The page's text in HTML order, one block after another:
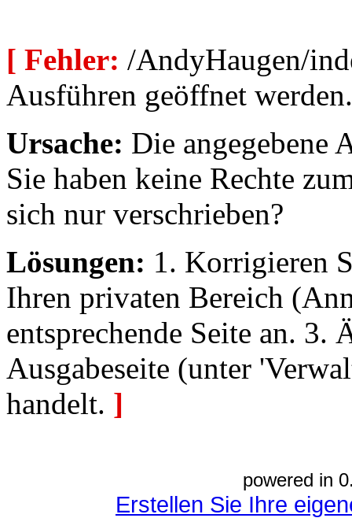
[ Fehler: /AndyHaugen/
Ausführen geöffnet werden.
Ursache: Die angegebene
Sie haben keine Rechte
sich nur verschrieben?
Lösungen: 1. Korrigieren
Ihren privaten Bereich
entsprechende Seite an. 3.
Ausgabeseite (unter
handelt. ]
powered in
Erstellen Sie Ihre